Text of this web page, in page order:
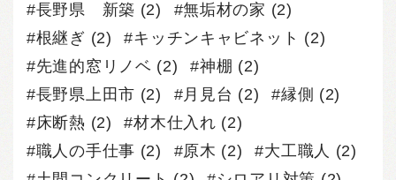
長野県 新築 (2) 無垢材の家 (2)
根継ぎ (2) キッチンキャビネット (2)
先進的窓リノベ (2) 神棚 (2)
長野県上田市 (2) 月見台 (2) 縁側 (2)
床断熱 (2) 材木仕入れ (2)
職人の手仕事 (2) 原木 (2) 大工職人 (2)